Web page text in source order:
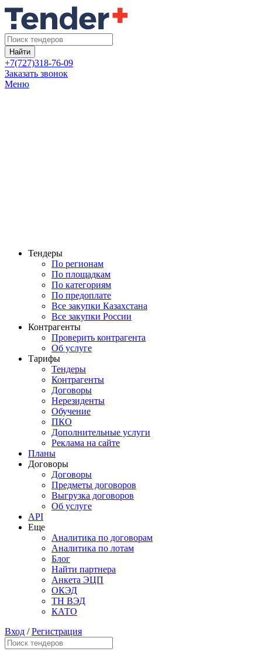
Найти
+7(727)318-76-09
Заказать звонок
Меню
Тендеры
По регионам
По площадкам
По категориям
По предоплате
Все закупки Казахстана
Все закупки России
Контрагенты
Проверить контрагента
Об услуге
Тарифы
Тендеры
Контрагенты
Договоры
Нерезиденты
Обучение
ПКО
Дополнительные услуги
Реклама на сайте
Планы
Договоры
Договоры
Предметы договоров
Выгрузка договоров
Об услуге
API
Еще
Аналитика по договорам
Аналитика по лотам
Блог
Найти партнера
Анкета ЭЦП
ОКЭД
ТН ВЭД
КАТО
Вход /Регистрация